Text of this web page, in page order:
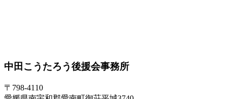
中田こうたろう後援会事務所
〒798-4110